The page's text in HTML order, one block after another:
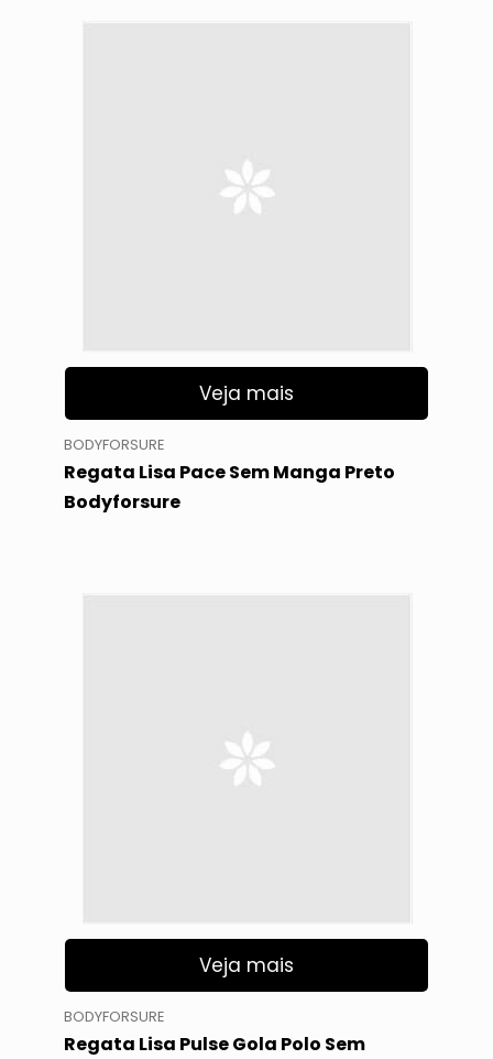
Veja mais
BODYFORSURE
Regata Lisa Pace Sem Manga Preto
Bodyforsure
Veja mais
BODYFORSURE
Regata Lisa Pulse Gola Polo Sem